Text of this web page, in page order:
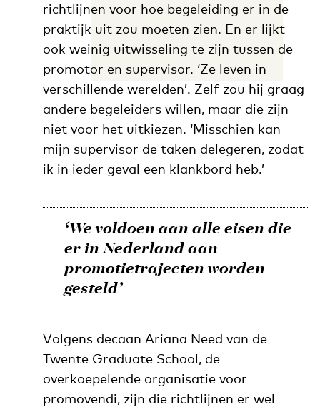
richtlijnen voor hoe begeleiding er in de
praktijk uit zou moeten zien. En er lijkt
ook weinig uitwisseling te zijn tussen de
promotor en supervisor. ‘Ze leven in
verschillende werelden’. Zelf zou hij graag
andere begeleiders willen, maar die zijn
niet voor het uitkiezen. ‘Misschien kan
mijn supervisor de taken delegeren, zodat
ik in ieder geval een klankbord heb.’
‘We voldoen aan alle eisen die
er in Nederland aan
promotietrajecten worden
gesteld’
Volgens decaan Ariana Need van de
Twente Graduate School, de
overkoepelende organisatie voor
promovendi, zijn die richtlijnen er wel